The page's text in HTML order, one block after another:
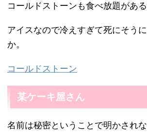
コールドストーンも食べ放題がある
アイスなので冷えすぎて死にそう
か。
コールドストーン
某ケーキ屋さん
名前は秘密ということで明かされ